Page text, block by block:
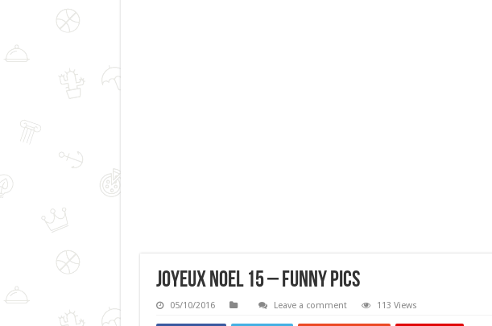
Joyeux Noel 15 – Funny Pics
05/10/2016 Leave a comment 113 Views